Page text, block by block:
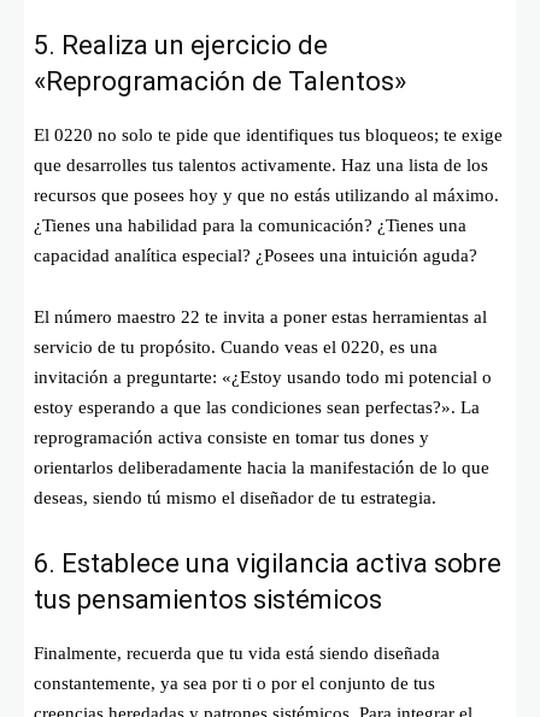
5. Realiza un ejercicio de
«Reprogramación de Talentos»
El 0220 no solo te pide que identifiques tus bloqueos; te exige
que desarrolles tus talentos activamente. Haz una lista de los
recursos que posees hoy y que no estás utilizando al máximo.
¿Tienes una habilidad para la comunicación? ¿Tienes una
capacidad analítica especial? ¿Posees una intuición aguda?
El número maestro 22 te invita a poner estas herramientas al
servicio de tu propósito. Cuando veas el 0220, es una
invitación a preguntarte: «¿Estoy usando todo mi potencial o
estoy esperando a que las condiciones sean perfectas?». La
reprogramación activa consiste en tomar tus dones y
orientarlos deliberadamente hacia la manifestación de lo que
deseas, siendo tú mismo el diseñador de tu estrategia.
6. Establece una vigilancia activa sobre
tus pensamientos sistémicos
Finalmente, recuerda que tu vida está siendo diseñada
constantemente, ya sea por ti o por el conjunto de tus